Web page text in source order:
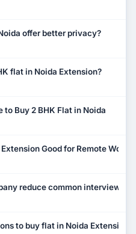
offer better privacy?
flat in Noida Extension?
Buy 2 BHK Flat in Noida
Good for Remote Work?
reduce common interview
to buy flat in Noida Extension?